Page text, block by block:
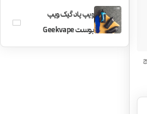
Geekvape Aegis
Hero
ویپ پاد گیک ویپ
بوست Geekvape
Aegis Boost